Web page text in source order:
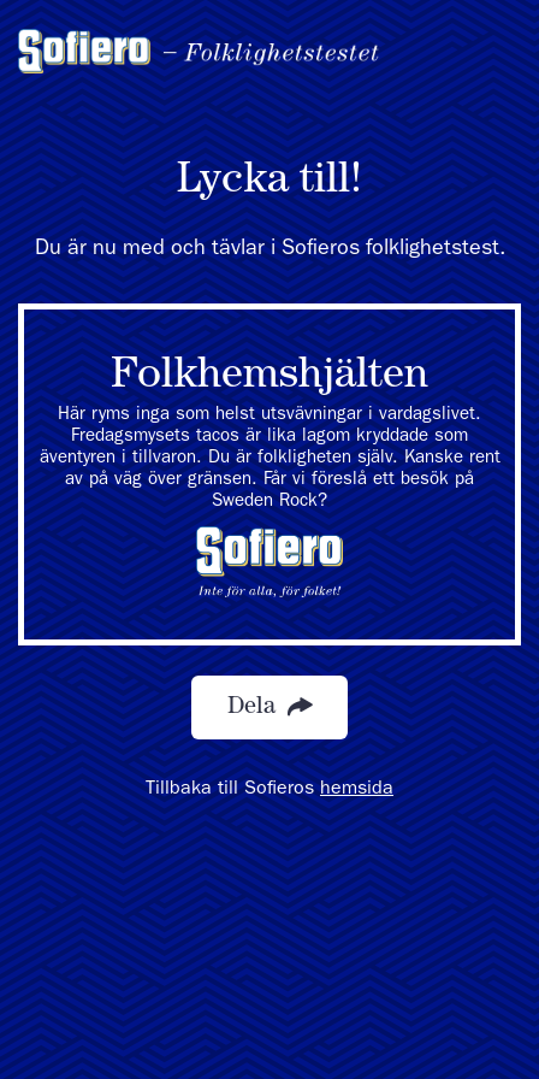
Lycka till!
Du är nu med och tävlar i Sofieros folklighetstest.
Folkhemshjälten
Här ryms inga som helst utsvävningar i vardagslivet.
Fredagsmysets tacos är lika lagom kryddade som
äventyren i tillvaron. Du är folkligheten själv. Kanske rent
av på väg över gränsen. Får vi föreslå ett besök på
Sweden Rock?
Dela
Tillbaka till Sofieroshemsida